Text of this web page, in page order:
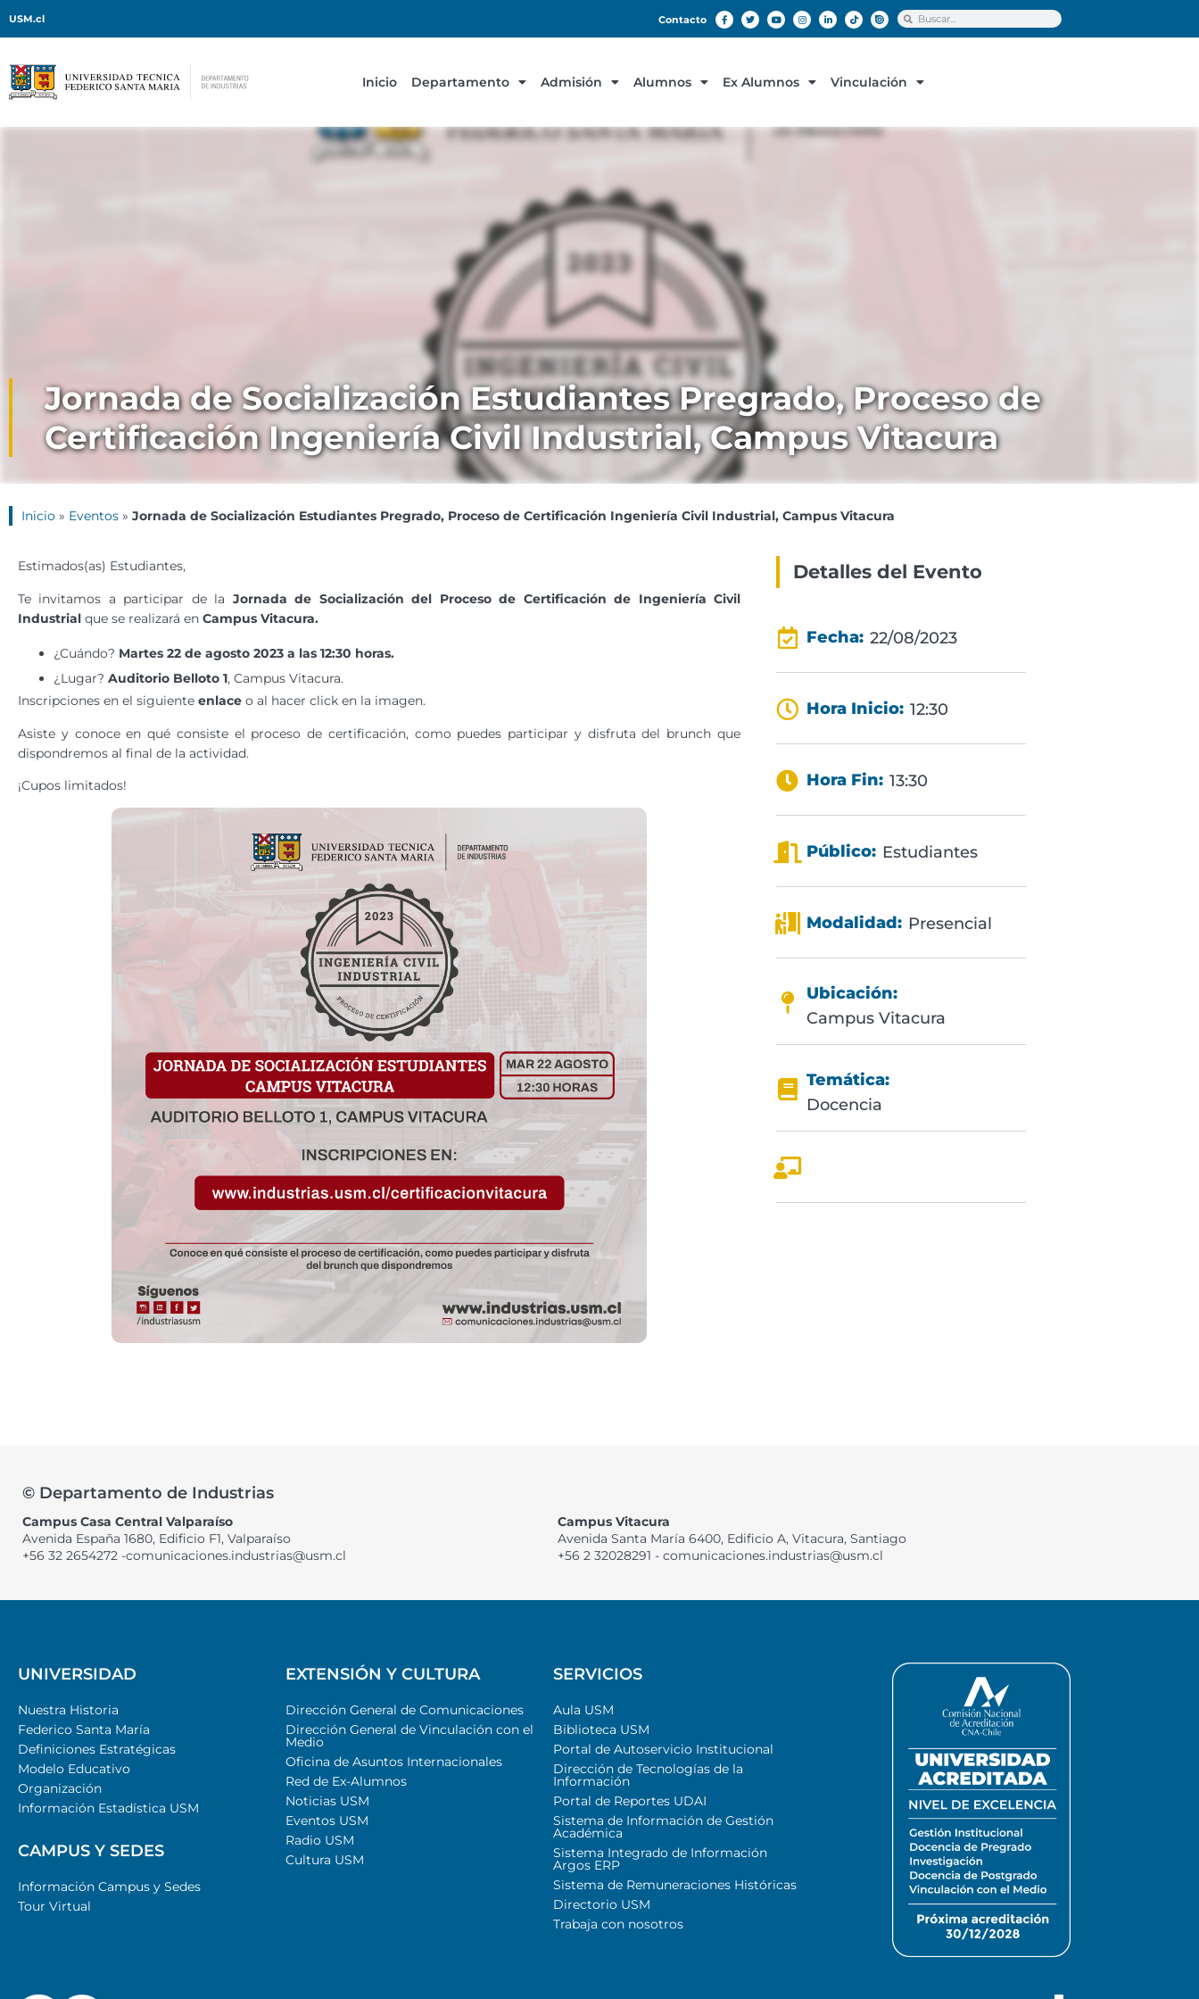
USM.cl Contacto
Inicio Departamento Admisión Alumnos Ex Alumnos Vinculación
Jornada de Socialización Estudiantes Pregrado, Proceso de
Certificación Ingeniería Civil Industrial, Campus Vitacura
Inicio » Eventos » Jornada de Socialización Estudiantes Pregrado, Proceso de Certificación Ingeniería Civil Industrial, Campus Vitacura
Estimados(as) Estudiantes,
Te invitamos a participar de la Jornada de Socialización del Proceso de Certificación de Ingeniería Civil
Industrial que se realizará en Campus Vitacura.
¿Cuándo? Martes 22 de agosto 2023 a las 12:30 horas.
¿Lugar? Auditorio Belloto 1, Campus Vitacura.
Inscripciones en el siguiente enlace o al hacer click en la imagen.
Asiste y conoce en qué consiste el proceso de certificación, como puedes participar y disfruta del brunch que
dispondremos al final de la actividad.
¡Cupos limitados!
Detalles del Evento
Fecha: 22/08/2023
Hora Inicio: 12:30
Hora Fin: 13:30
Público: Estudiantes
Modalidad: Presencial
Ubicación:
Campus Vitacura
Temática:
Docencia
© Departamento de Industrias
Campus Casa Central Valparaíso
Avenida España 1680, Edificio F1, Valparaíso
+56 32 2654272 -comunicaciones.industrias@usm.cl
Campus Vitacura
Avenida Santa María 6400, Edificio A, Vitacura, Santiago
+56 2 32028291 - comunicaciones.industrias@usm.cl
UNIVERSIDAD
Nuestra Historia
Federico Santa María
Definiciones Estratégicas
Modelo Educativo
Organización
Información Estadística USM
CAMPUS Y SEDES
Información Campus y Sedes
Tour Virtual
EXTENSIÓN Y CULTURA
Dirección General de Comunicaciones
Dirección General de Vinculación con el
Medio
Oficina de Asuntos Internacionales
Red de Ex-Alumnos
Noticias USM
Eventos USM
Radio USM
Cultura USM
SERVICIOS
Aula USM
Biblioteca USM
Portal de Autoservicio Institucional
Dirección de Tecnologías de la
Información
Portal de Reportes UDAI
Sistema de Información de Gestión
Académica
Sistema Integrado de Información
Argos ERP
Sistema de Remuneraciones Históricas
Directorio USM
Trabaja con nosotros